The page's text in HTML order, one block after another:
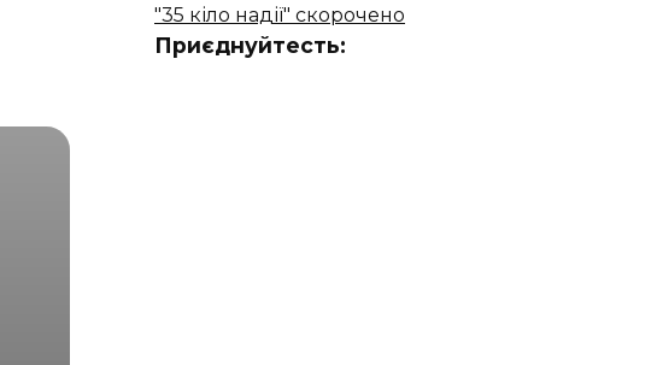
"35 кіло надії" скорочено
Приєднуйтесть: